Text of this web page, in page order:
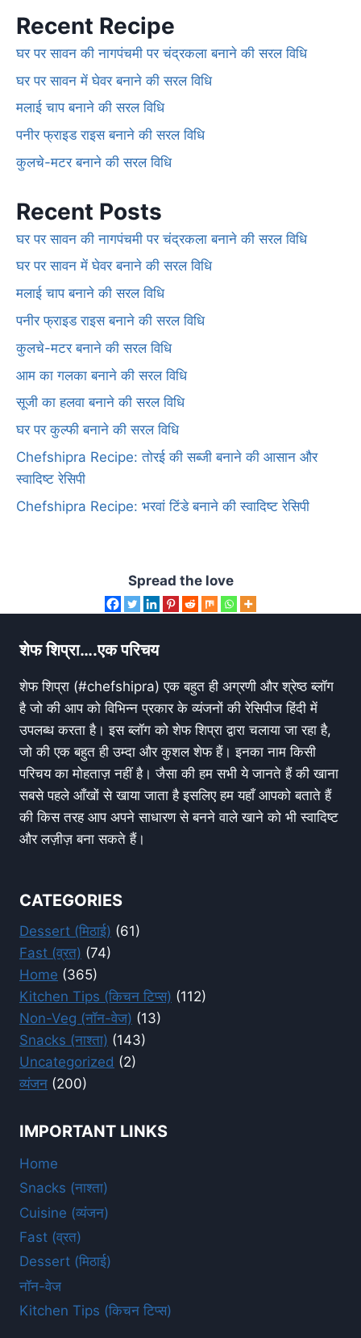
Recent Recipe
घर पर सावन की नागपंचमी पर चंद्रकला बनाने की सरल विधि
घर पर सावन में घेवर बनाने की सरल विधि
मलाई चाप बनाने की सरल विधि
पनीर फ्राइड राइस बनाने की सरल विधि
कुलचे-मटर बनाने की सरल विधि
Recent Posts
घर पर सावन की नागपंचमी पर चंद्रकला बनाने की सरल विधि
घर पर सावन में घेवर बनाने की सरल विधि
मलाई चाप बनाने की सरल विधि
पनीर फ्राइड राइस बनाने की सरल विधि
कुलचे-मटर बनाने की सरल विधि
आम का गलका बनाने की सरल विधि
सूजी का हलवा बनाने की सरल विधि
घर पर कुल्फी बनाने की सरल विधि
Chefshipra Recipe: तोरई की सब्जी बनाने की आसान और
स्वादिष्ट रेसिपी
Chefshipra Recipe: भरवां टिंडे बनाने की स्वादिष्ट रेसिपी
Spread the love
शेफ शिप्रा….एक परिचय
शेफ शिप्रा (#chefshipra) एक बहुत ही अग्रणी और श्रेष्ठ ब्लॉग
है जो की आप को विभिन्न प्रकार के व्यंजनों की रेसिपीज हिंदी में
उपलब्ध करता है। इस ब्लॉग को शेफ शिप्रा द्वारा चलाया जा रहा है,
जो की एक बहुत ही उम्दा और कुशल शेफ हैं। इनका नाम किसी
परिचय का मोहताज़ नहीं है। जैसा की हम सभी ये जानते हैं की खाना
सबसे पहले आँखों से खाया जाता है इसलिए हम यहाँ आपको बताते हैं
की किस तरह आप अपने साधारण से बनने वाले खाने को भी स्वादिष्ट
और लज़ीज़ बना सकते हैं।
CATEGORIES
Dessert (मिठाई) (61)
Fast (व्रत) (74)
Home (365)
Kitchen Tips (किचन टिप्स) (112)
Non-Veg (नॉन-वेज) (13)
Snacks (नाश्ता) (143)
Uncategorized (2)
व्यंजन (200)
IMPORTANT LINKS
Home
Snacks (नाश्ता)
Cuisine (व्यंजन)
Fast (व्रत)
Dessert (मिठाई)
नॉन-वेज
Kitchen Tips (किचन टिप्स)